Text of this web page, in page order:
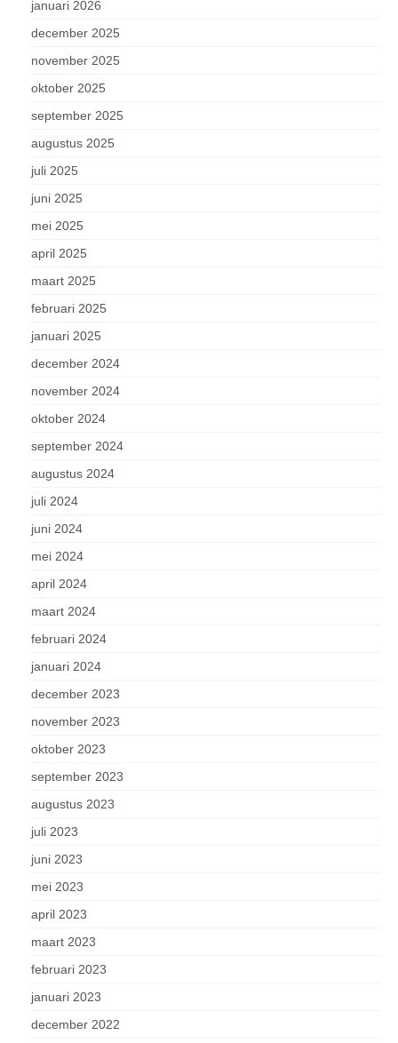
januari 2026
december 2025
november 2025
oktober 2025
september 2025
augustus 2025
juli 2025
juni 2025
mei 2025
april 2025
maart 2025
februari 2025
januari 2025
december 2024
november 2024
oktober 2024
september 2024
augustus 2024
juli 2024
juni 2024
mei 2024
april 2024
maart 2024
februari 2024
januari 2024
december 2023
november 2023
oktober 2023
september 2023
augustus 2023
juli 2023
juni 2023
mei 2023
april 2023
maart 2023
februari 2023
januari 2023
december 2022